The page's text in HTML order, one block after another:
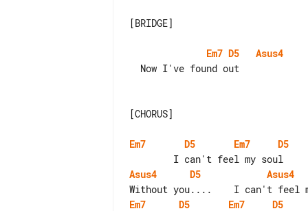
[BRIDGE]
Em7 D5
Asus4
[CHORUS]
Em7 D5 Em7
D5
Asus4
D5 Asus4
Em7 D5 Em7 D5